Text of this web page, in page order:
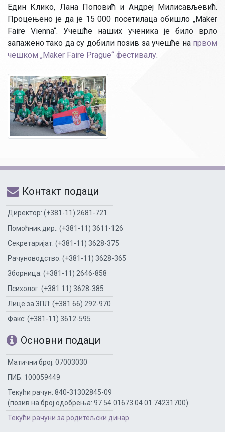
Един Клико, Лана Поповић и Андреј Милисављевић.
Процењено је да је 15 000 посетилаца обишло „Maker
Faire Vienna“. Учешће наших ученика је било врло
запажено тако да су добили позив за учешће на првом
чешком „Maker Faire Prague“ фестивалу.
Контакт подаци
Директор: (+381-11) 2681-721
Помоћник дир.: (+381-11) 3611-126
Секретаријат: (+381-11) 3628-375
Рачуноводство: (+381-11) 3628-365
Зборница: (+381-11) 2646-858
Психолог: (+381 11) 3628-385
Лице за ЗПЛ: (+381 66) 292-970
Факс: (+381-11) 3612-595
Основни подаци
Матични број: 07003030
ПИБ: 100059449
Текући рачун: 840-31302845-09
(позив на број одобрења: 97 54 01673 04 01 74231700)
Текући рачуни за родитељски динар